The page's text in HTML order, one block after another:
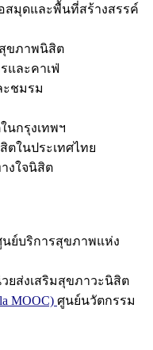
สมุดและพื้นที่สร้างสรรค์
ขภาพนิสิต
และคาเฟ่
ะชมรม
นกรุงเทพฯ
ตในประเทศไทย
งใจนิสิต
นย์บริการสุขภาพแห่ง
ยส่งเสริมสุขภาวะนิสิต
MOOC) ศูนย์นวัตกรรม